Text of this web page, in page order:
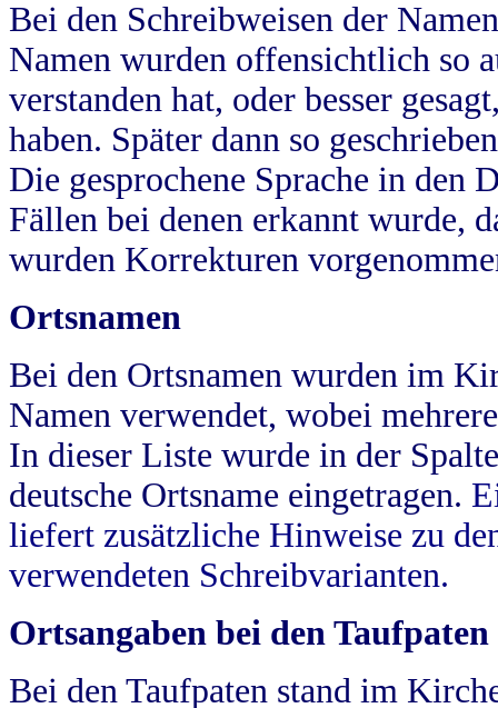
Bei den Schreibweisen der
Namen wurden offensichtlich so
verstanden hat, oder besser
haben. Später dann so
Die gesprochene Sprache in
Fällen bei denen erkannt wurde,
wurden Korrekturen
Ortsnamen
Bei den Ortsnamen wurden im
Namen verwendet, wobei
In dieser Liste wurde in der
deutsche Ortsname eingetragen.
liefert zusätzliche Hinweise zu
verwendeten Schreibvarianten.
Ortsangaben bei den Taufpaten
Bei den Taufpaten stand im